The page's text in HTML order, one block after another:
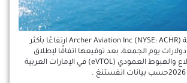
شهدت أسهم شركة Archer Aviation Inc (NYSE: ACHR) ارتفاعًا بأكثر
من 8% لتصل إلى 8 دولارات يوم الجمعة، بعد توقيعها اتفاقًا لإطلاق
التاكسي الطائر للإقلاع والهبوط العمودي (eVTOL) في الإمارات العربية